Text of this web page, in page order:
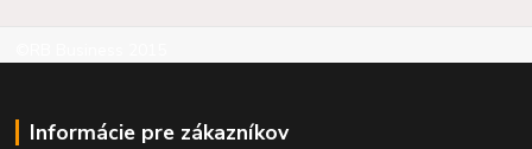
Informácie pre zákazníkov